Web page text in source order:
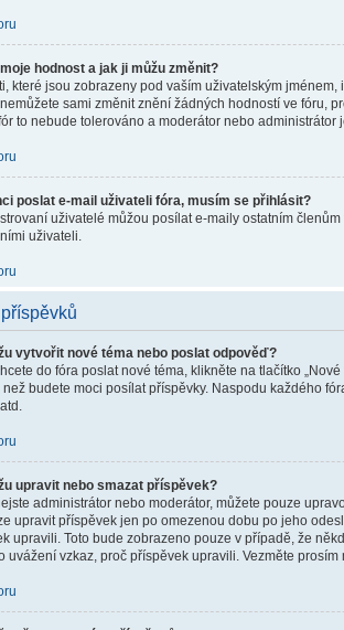
hodnost a jak ji můžu změnit?
které jsou zobrazeny pod vaším uživatelským
sami změnit znění žádných hodností ve fóru,
to nebude tolerováno a moderátor nebo administrátor
poslat e-mail uživateli fóra, musím se přihlásit?
uživatelé můžou posílat e-maily ostatním
uživateli.
vytvořit nové téma nebo poslat odpověď?
do fóra poslat nové téma, klikněte na tlačítko
budete moci posílat příspěvky. Naspodu každého
upravit nebo smazat příspěvek?
administrátor nebo moderátor, můžete pouze
upravit příspěvek jen po omezenou dobu po jeho
upravili. Toto bude zobrazeno pouze v případě, že
uvážení vzkaz, proč příspěvek upravili. Vezměte